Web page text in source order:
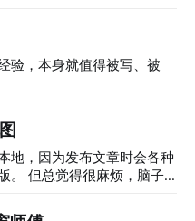
艺人手
的圆形，其实只存在于艺人
我意识到在执行之外，还有
只训练执行力了》 3. 体
个半死。甚至因为效率高，
没有意识到，在执行之
们更应该像 AI 的中间商。
验，本身就值得被写、被
地，因为发布文章时会各种
脑子